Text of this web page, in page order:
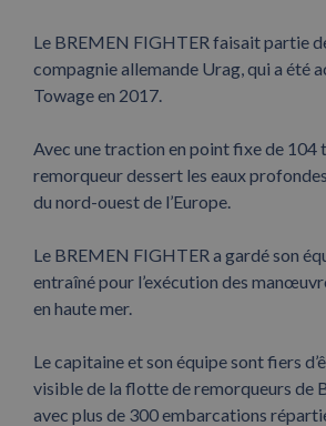
Le BREMEN FIGHTER faisait partie
compagnie allemande Urag, qui a été
Towage en 2017.
Avec une traction en point fixe de 104
remorqueur dessert les eaux
du nord-ouest de l’Europe.
Le BREMEN FIGHTER a gardé son
entraîné pour l’exécution des
en haute mer.
Le capitaine et son équipe sont fiers
visible de la flotte de remorqueurs de
avec plus de 300 embarcations